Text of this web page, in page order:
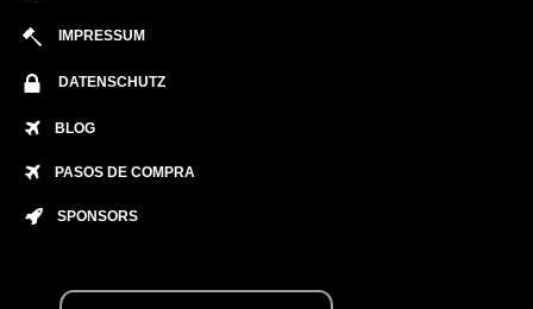
IMPRESSUM
DATENSCHUTZ
BLOG
PASOS DE COMPRA
SPONSORS